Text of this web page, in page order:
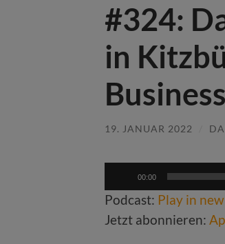
#324:
in
Business
19. JANUAR 2022
00:00
Podcast: Play in
Jetzt abonnieren: